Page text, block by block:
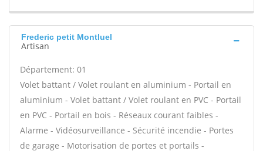
Frederic petit Montluel
Artisan
Département: 01
Volet battant / Volet roulant en aluminium - Portail en
aluminium - Volet battant / Volet roulant en PVC - Portail
en PVC - Portail en bois - Réseaux courant faibles -
Alarme - Vidéosurveillance - Sécurité incendie - Portes
de garage - Motorisation de portes et portails -